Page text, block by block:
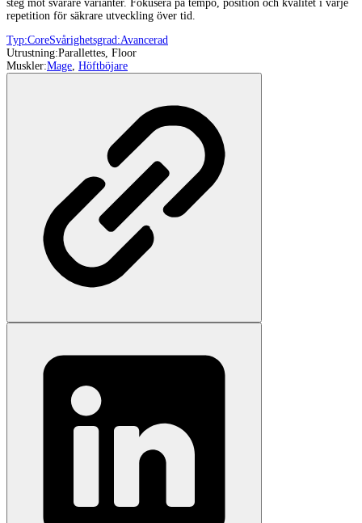
steg mot svårare varianter. Fokusera på tempo, position och kvalitet i varje
repetition för säkrare utveckling över tid.
Typ:CoreSvårighetsgrad:Avancerad
Utrustning:Parallettes, Floor
Muskler:Mage, Höftböjare